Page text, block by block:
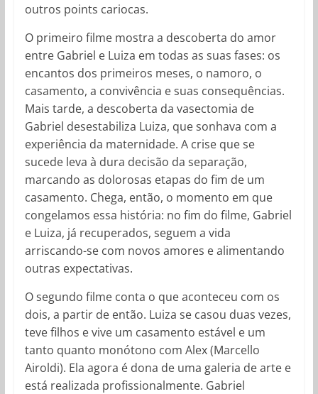
outros points cariocas.
O primeiro filme mostra a descoberta do amor
entre Gabriel e Luiza em todas as suas fases: os
encantos dos primeiros meses, o namoro, o
casamento, a convivência e suas consequências.
Mais tarde, a descoberta da vasectomia de
Gabriel desestabiliza Luiza, que sonhava com a
experiência da maternidade. A crise que se
sucede leva à dura decisão da separação,
marcando as dolorosas etapas do fim de um
casamento. Chega, então, o momento em que
congelamos essa história: no fim do filme, Gabriel
e Luiza, já recuperados, seguem a vida
arriscando-se com novos amores e alimentando
outras expectativas.
O segundo filme conta o que aconteceu com os
dois, a partir de então. Luiza se casou duas vezes,
teve filhos e vive um casamento estável e um
tanto quanto monótono com Alex (Marcello
Airoldi). Ela agora é dona de uma galeria de arte e
está realizada profissionalmente. Gabriel